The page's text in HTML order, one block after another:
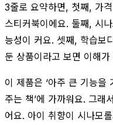
3줄로 요약하면, 첫째, 가
스티커북이에요. 둘째, 시
능성이 커요. 셋째, 학습보
둔 상품이라고 보면 이해가
이 제품은 ‘아주 큰 기능을
주는 책’에 가까워요. 그래
어요. 아이 취향이 시나모